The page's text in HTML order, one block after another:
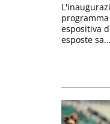
espositiva
esposte sa...